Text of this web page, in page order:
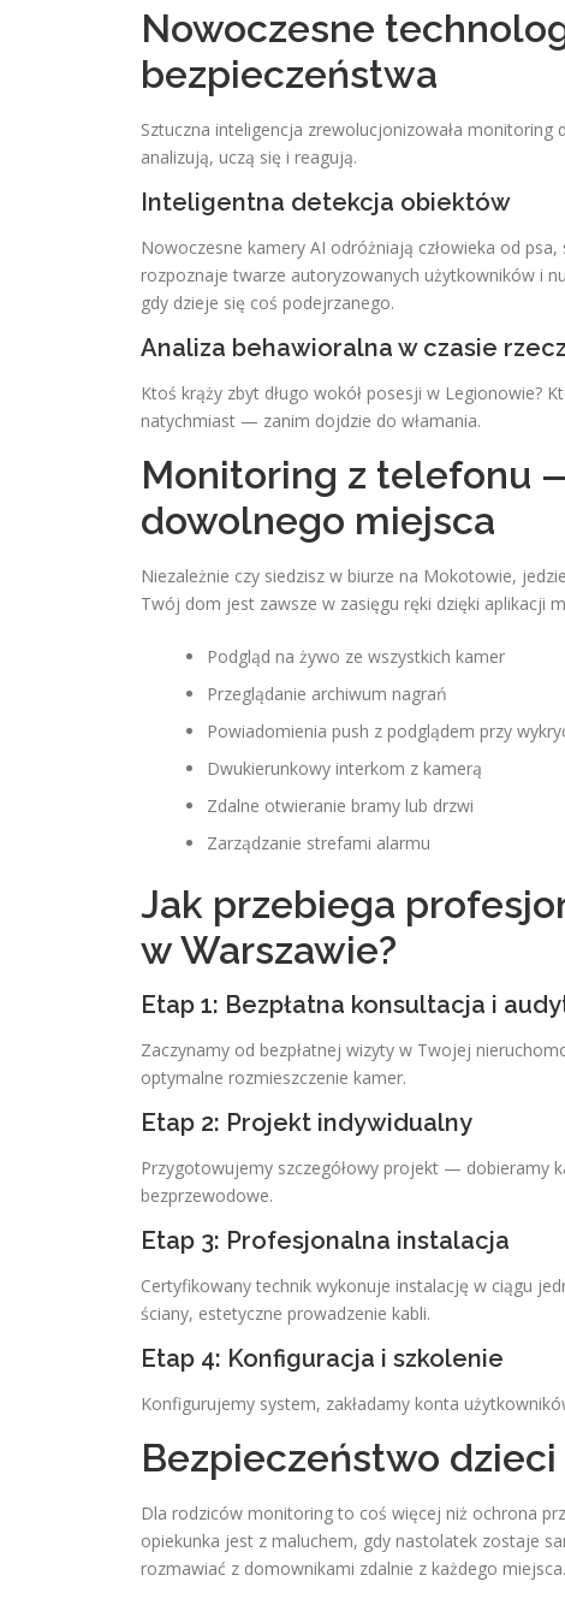
Nowoczesne
bezpieczeństwa
Sztuczna inteligencja zrewolucjonizowała
analizują, uczą się i reagują.
Inteligentna detekcja obiektów
Nowoczesne kamery AI odróżniają człowieka od
rozpoznaje twarze autoryzowanych użytkowników i
gdy dzieje się coś podejrzanego.
Analiza behawioralna w czasie
Ktoś krąży zbyt długo wokół posesji w Legionowie?
natychmiast — zanim dojdzie do włamania.
Monitoring z telefonu
dowolnego miejsca
Niezależnie czy siedzisz w biurze na Mokotowie,
Twój dom jest zawsze w zasięgu ręki dzięki aplikacji
Podgląd na żywo ze wszystkich kamer
Przeglądanie archiwum nagrań
Powiadomienia push z podglądem przy
Dwukierunkowy interkom z kamerą
Zdalne otwieranie bramy lub drzwi
Zarządzanie strefami alarmu
Jak przebiega
w Warszawie?
Etap 1: Bezpłatna konsultacja i
Zaczynamy od bezpłatnej wizyty w Twojej
optymalne rozmieszczenie kamer.
Etap 2: Projekt indywidualny
Przygotowujemy szczegółowy projekt — dobieramy
bezprzewodowe.
Etap 3: Profesjonalna instalacja
Certyfikowany technik wykonuje instalację w ciągu
ściany, estetyczne prowadzenie kabli.
Etap 4: Konfiguracja i szkolenie
Konfigurujemy system, zakładamy konta
Bezpieczeństwo
Dla rodziców monitoring to coś więcej niż ochrona
opiekunka jest z maluchem, gdy nastolatek zostaje
rozmawiać z domownikami zdalnie z każdego miejsca.